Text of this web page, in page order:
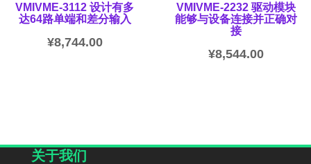
VMIVME-3112 设计有多
达64路单端和差分输入
¥8,744.00
VMIVME-2232 驱动模块
能够与设备连接并正确对
接
¥8,544.00
关于我们